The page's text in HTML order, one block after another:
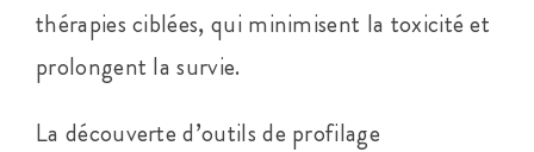
thérapies ciblées, qui minimisent la toxicité et
prolongent la survie.
La découverte d’outils de profilage